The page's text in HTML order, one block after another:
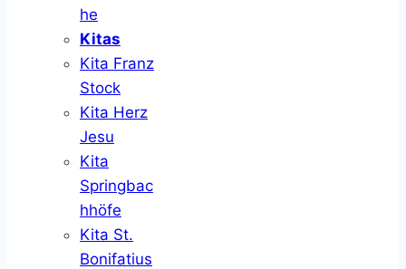
he
Kitas
Kita Franz
Stock
Kita Herz
Jesu
Kita
Springbac
hhöfe
Kita St.
Bonifatius